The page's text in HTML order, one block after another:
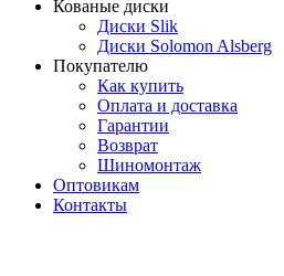
Кованые диски
Диски Slik
Диски Solomon Alsberg
Покупателю
Как купить
Оплата и доставка
Гарантии
Возврат
Шиномонтаж
Оптовикам
Контакты